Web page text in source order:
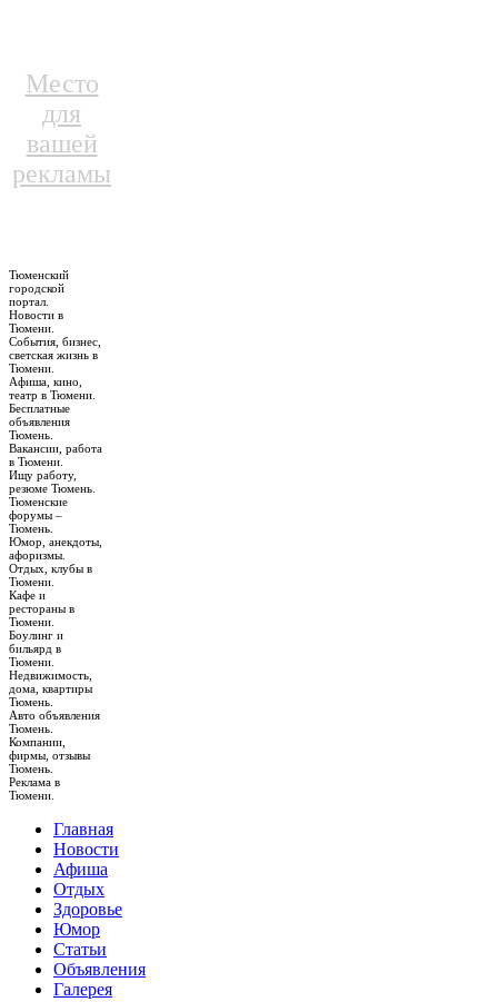
Место
для
вашей
рекламы
Тюменский
городской
портал.
Новости в
Тюмени.
События, бизнес,
светская жизнь в
Тюмени.
Афиша, кино,
театр в Тюмени.
Бесплатные
объявления
Тюмень.
Вакансии, работа
в Тюмени.
Ищу работу,
резюме Тюмень.
Тюменские
форумы –
Тюмень.
Юмор, анекдоты,
афоризмы.
Отдых, клубы в
Тюмени.
Кафе и
рестораны в
Тюмени.
Боулинг и
бильярд в
Тюмени.
Недвижимость,
дома, квартиры
Тюмень.
Авто объявления
Тюмень.
Компании,
фирмы, отзывы
Тюмень.
Реклама в
Тюмени.
Главная
Новости
Афиша
Отдых
Здоровье
Юмор
Статьи
Объявления
Галерея